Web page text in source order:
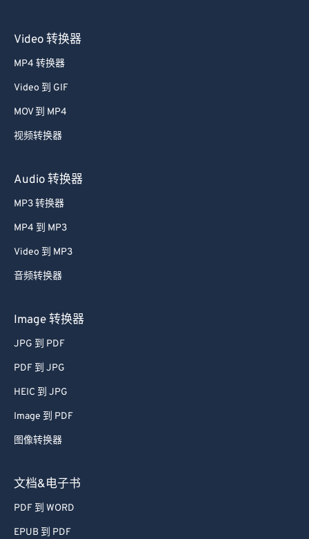
Video 转换器
MP4 转换器
Video 到 GIF
MOV 到 MP4
视频转换器
Audio 转换器
MP3 转换器
MP4 到 MP3
Video 到 MP3
音频转换器
Image 转换器
JPG 到 PDF
PDF 到 JPG
HEIC 到 JPG
Image 到 PDF
图像转换器
文档&电子书
PDF 到 WORD
EPUB 到 PDF